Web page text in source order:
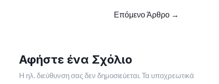
Επόμενο Άρθρο →
Αφήστε ένα Σχόλιο
Η ηλ. διεύθυνση σας δεν δημοσιεύεται.Τα υποχρεωτικά